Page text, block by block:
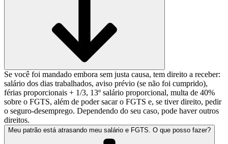
Se você foi mandado embora sem justa causa, tem direito a receber:
salário dos dias trabalhados, aviso prévio (se não foi cumprido),
férias proporcionais + 1/3, 13º salário proporcional, multa de 40%
sobre o FGTS, além de poder sacar o FGTS e, se tiver direito, pedir
o seguro-desemprego. Dependendo do seu caso, pode haver outros
direitos.
Meu patrão está atrasando meu salário e FGTS. O que posso fazer?